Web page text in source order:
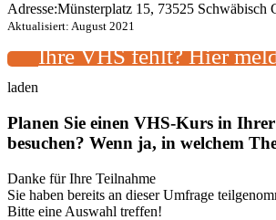
Adresse:Münsterplatz 15, 73525 Schwäbisch
Aktualisiert: August 2021
Ihre VHS fehlt? Hier
laden
Planen Sie einen VHS-Kurs in
besuchen? Wenn ja, in welchem
Danke für Ihre Teilnahme
Sie haben bereits an dieser Umfrage
Bitte eine Auswahl treffen!